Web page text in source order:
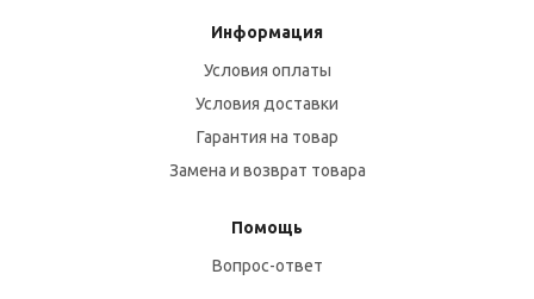
Информация
Условия оплаты
Условия доставки
Гарантия на товар
Замена и возврат товара
Помощь
Вопрос-ответ